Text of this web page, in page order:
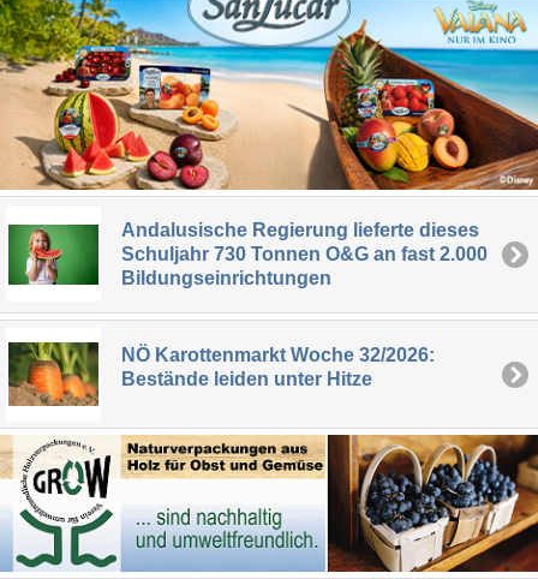
Andalusische Regierung lieferte dieses
Schuljahr 730 Tonnen O&G an fast 2.000
Bildungseinrichtungen
NÖ Karottenmarkt Woche 32/2026:
Bestände leiden unter Hitze